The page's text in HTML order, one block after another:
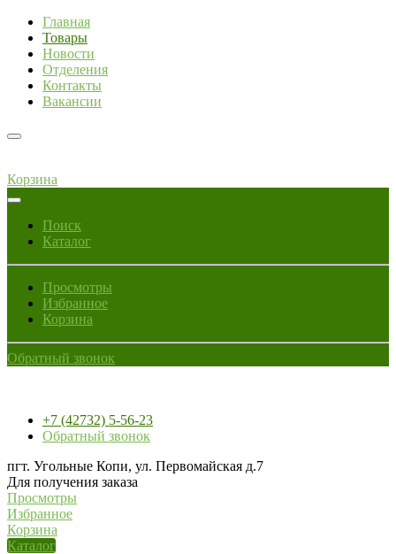
Главная
Товары
Новости
Отделения
Контакты
Вакансии
Корзина
Поиск
Каталог
Просмотры
Избранное
Корзина
Обратный звонок
+7 (42732) 5-56-23
Обратный звонок
пгт. Угольные Копи, ул. Первомайская д.7
Для получения заказа
Просмотры
Избранное
Корзина
Каталог